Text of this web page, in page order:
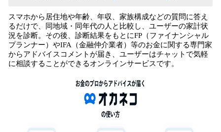
スマホから居住地や年齢、年収、家族構成などの質問に答え
るだけで、同地域・同年代の人と比較し、ユーザーの家計状
況を診断。その後、診断結果をもとにFP（ファイナンシャル
プランナー）やIFA（金融仲介業者）等のお金に関する専門家
からアドバイスコメントが届き、ユーザーはチャットで気軽
に相談することができるオンラインサービスです。